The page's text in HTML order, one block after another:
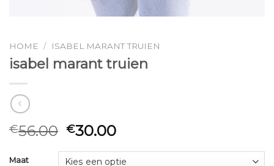
HOME / ISABEL MARANT TRUIEN
isabel marant truien
€56.00 €30.00
Maat